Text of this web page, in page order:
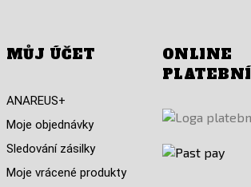
MŮJ ÚČET
ANAREUS+
Moje objednávky
Sledování zásilky
Moje vrácené produkty
ONLINE